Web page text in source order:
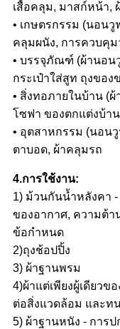
เสื้อคลุม, มาสก์หน้า,
• เกษตรกรรม (นอนวู
คลุมผนัง, การควบคุ
• บรรจุภัณฑ์ (ผ้านอน
กระเป๋าใส่สูท ถุงของ
• สิ่งทอภายในบ้าน (ผ้
โซฟา ของตกแต่งบ้า
• อุตสาหกรรม (นอน
ตาบอด, ผ้าคลุมรถ
4.การใช้งาน:
1) ม้วนกันน้ำหลังคา
ของอากาศ, ความต้
ข้อกำหนด
2)ถุงช้อปปิ้ง
3) ผ้าฐานพรม
4)ผ้าแต่เพียงผู้เดียวข
ต่อสิ่งแวดล้อม และท
5) ผ้าฐานหนัง - การ